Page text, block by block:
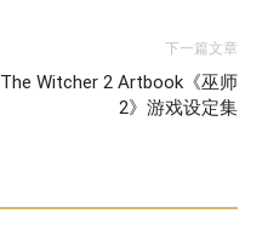
下一篇文章
The Witcher 2 Artbook《巫师
2》游戏设定集